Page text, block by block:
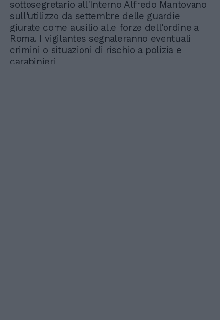
sottosegretario all'Interno Alfredo Mantovano
sull'utilizzo da settembre delle guardie
giurate come ausilio alle forze dell'ordine a
Roma. I vigilantes segnaleranno eventuali
crimini o situazioni di rischio a polizia e
carabinieri